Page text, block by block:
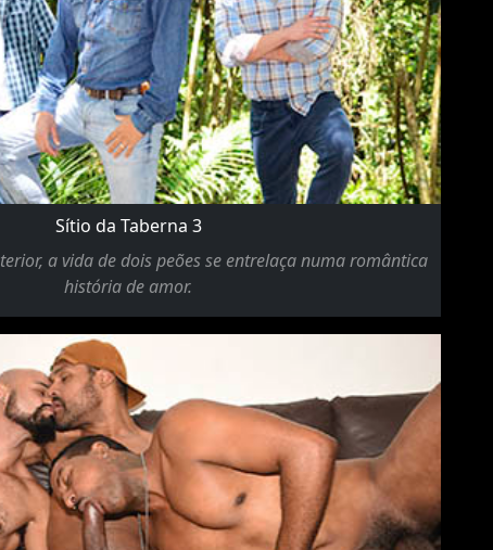
Sítio da Taberna 3
a vida de dois peões se entrelaça numa romântica
história de amor.